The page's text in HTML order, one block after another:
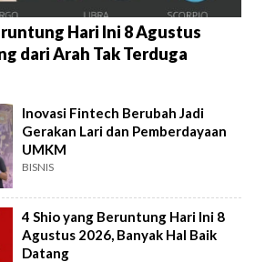
Hari Ini 8 Agustus
dari Arah Tak Terduga
Inovasi Fintech Berubah Jadi
Gerakan Lari dan Pemberdayaan
UMKM
BISNIS
4 Shio yang Beruntung Hari Ini 8
Agustus 2026, Banyak Hal Baik
Datang